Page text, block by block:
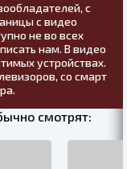
с
с видео
не во всех
нам. В видео
устройствах.
со смарт
смотрят: